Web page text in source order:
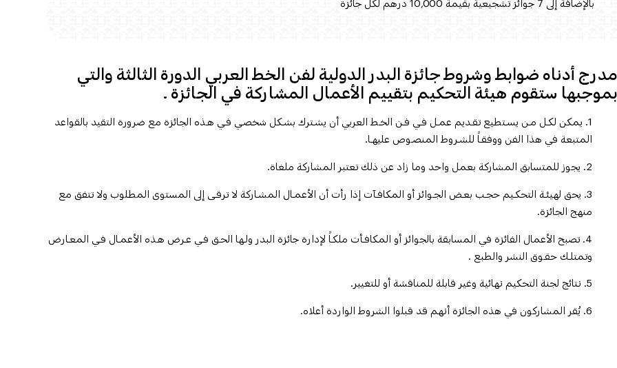
بالإضافة إلى 7 جوائز تشجيعية بقيمة 10,000 درهم لكل جائزة
مدرج أدناه ضوابط وشروط جائزة البدر الدولية لفن الخط العربي الدورة الثالثة والتي
بموجبها ستقوم هيئة التحكيم بتقييم الأعمال المشاركة في الجائزة .
1. يمكن لكـل مـن يسـتطيع تقـديم عمـل فـي فـن الخـط العربي أن يشـترك بشـكل شخصـي فـي هـذه الجائزة مع ضرورة التقيد بالقواعد
المتبعة في هذا الفن ووفقـاً للشـروط المنصـوص عليهـا.
2. يجوز للمتسابق المشاركة بعمل واحد وما زاد عن ذلك تعتبر المشاركة ملغاة.
3. يحق لهيئـة التحكـيم حجـب بعـض الجـوائز أو المكافـآت إذا رأت أن الأعمـال المشـاركة لا ترقـى إلى المستوى المطلوب ولا تتفق مع
منهج الجائزة.
4. تصبح الأعمال الفائزة في المسابقة بالجوائز أو المكافـأت ملكـاً لإدارة جائزة البدر ولـها الحـق فـي عـرض هـذه الأعمـال فـي المعـارض
وتمتلـك حقـوق النشر والطبع .
5. نتائج لجنة التحكيم نهائية وغير قابلة للمناقشة أو للتغيير.
6. يُقر المشاركون في هذه الجائزة أنهم قد قبلوا الشروط الواردة أعلاه.